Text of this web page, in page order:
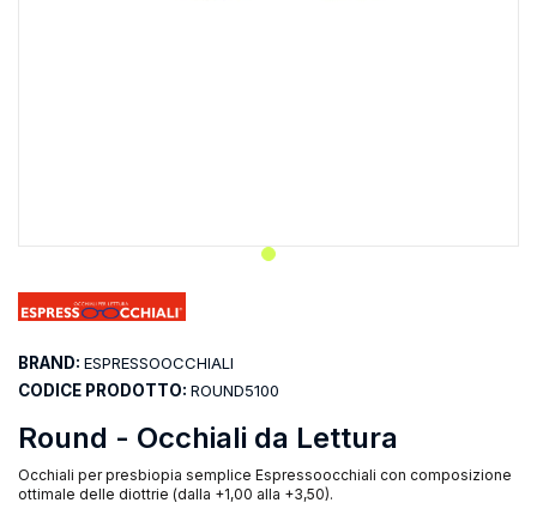
Round - Occhiali da Lettura
Occhiali per presbiopia semplice Espressoocchiali con composizione
ottimale delle diottrie (dalla +1,00 alla +3,50).
BRAND: ESPRESSOOCCHIALI
CODICE PRODOTTO: ROUND5100